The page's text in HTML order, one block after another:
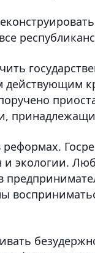
действующим
реформах.
экологии.